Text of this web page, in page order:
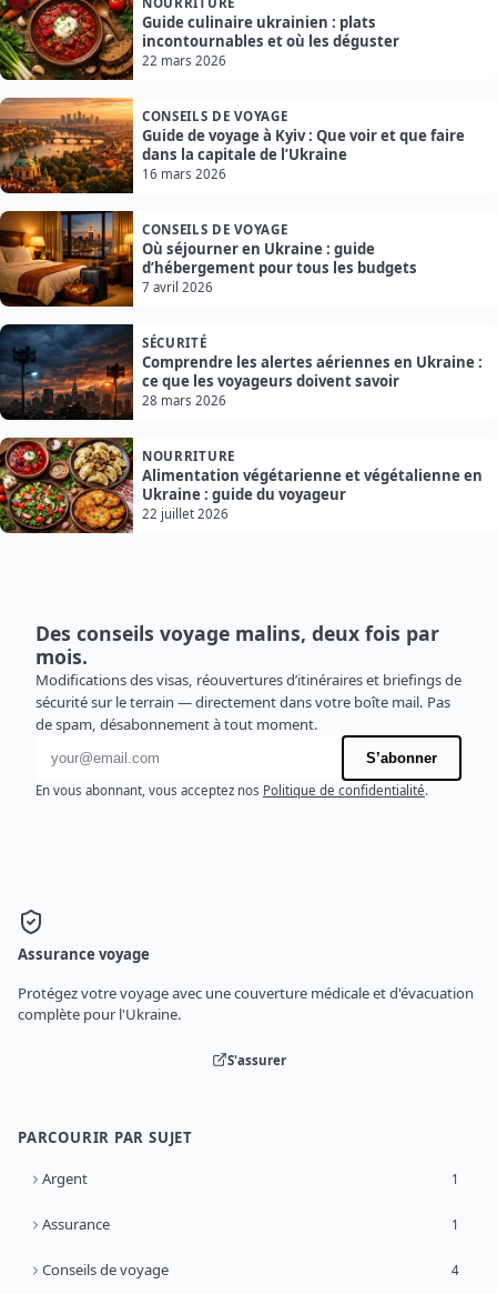
Guide culinaire ukrainien : plats
incontournables et où les déguster
22 mars 2026
CONSEILS DE VOYAGE
Guide de voyage à Kyiv : Que voir et que faire
dans la capitale de l’Ukraine
16 mars 2026
CONSEILS DE VOYAGE
Où séjourner en Ukraine : guide
d’hébergement pour tous les budgets
7 avril 2026
SÉCURITÉ
Comprendre les alertes aériennes en Ukraine :
ce que les voyageurs doivent savoir
28 mars 2026
NOURRITURE
Alimentation végétarienne et végétalienne en
Ukraine : guide du voyageur
22 juillet 2026
Des conseils voyage malins, deux fois par
mois.
Modifications des visas, réouvertures d’itinéraires et briefings de
sécurité sur le terrain — directement dans votre boîte mail. Pas
de spam, désabonnement à tout moment.
Adresse e-mail
S’abonner
En vous abonnant, vous acceptez nos Politique de confidentialité.
Assurance voyage
Protégez votre voyage avec une couverture médicale et d'évacuation
complète pour l'Ukraine.
S'assurer
PARCOURIR PAR SUJET
Argent 1
Assurance 1
Conseils de voyage 4